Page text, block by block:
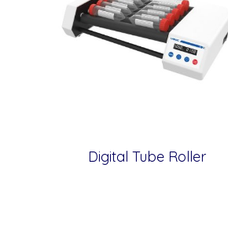
Digital Tube Roller